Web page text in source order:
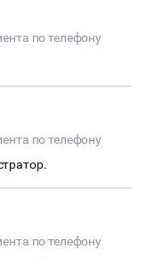
по телефону
по телефону
по телефону